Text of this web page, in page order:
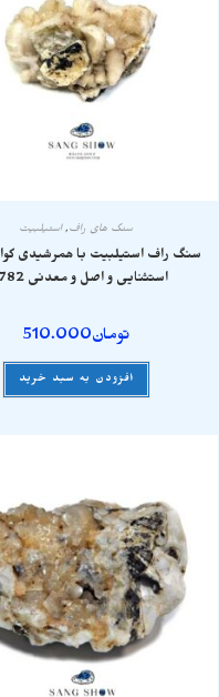
سنگ های راف,استیلبیت
سنگ راف استیلبیت با همرشیدی
استثنایی و اصل و معدنی S1782
تومان510.000
افزودن به سبد خرید